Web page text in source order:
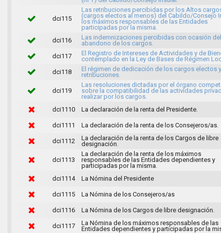
dci115
Las retribuciones percibidas por los Altos
(cargos electos al menos) del Cabildo/Consejo
los máximos responsables de las Entidades
participadas por la misma.
dci116
Las indemnizaciones percibidas con ocasión del
abandono de los cargos.
dci117
El Registro de Intereses de Actividades y de
contemplado en la Ley de Bases de Régimen
dci118
El régimen de dedicación de los cargos electos
retribuciones.
dci119
Las resoluciones dictadas por el órgano
sobre la compatibilidad de las actividades
realizar por los cargos.
dci1110
La declaración de la renta del Presidente.
dci1111 La declaración de la renta de los Consejeros/as.
dci1112
La declaración de la renta de los Cargos de libre
designación.
dci1113
La declaración de la renta de los máximos
responsables de las Entidades dependientes y
participadas por la misma.
dci1114
La Nómina del Presidente
dci1115 La Nómina de los Consejeros/as
dci1116 La Nómina de los Cargos de libre designación.
dci1117
La Nómina de los máximos responsables de las
Entidades dependientes y participadas por la